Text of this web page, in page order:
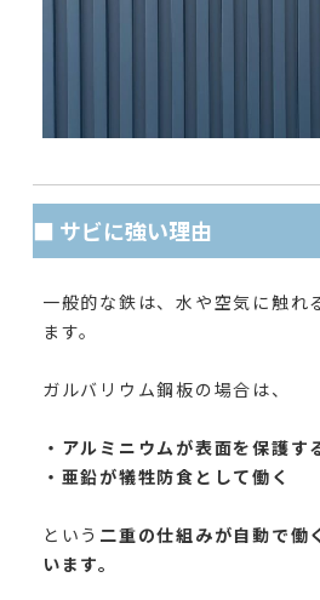
■ サビに強い理由
一般的な鉄は、水や空気に触れ
ます。
ガルバリウム鋼板の場合は、
・アルミニウムが表面を保護す
・亜鉛が犠牲防食として働く
という 二重の仕組みが自動で働
います。